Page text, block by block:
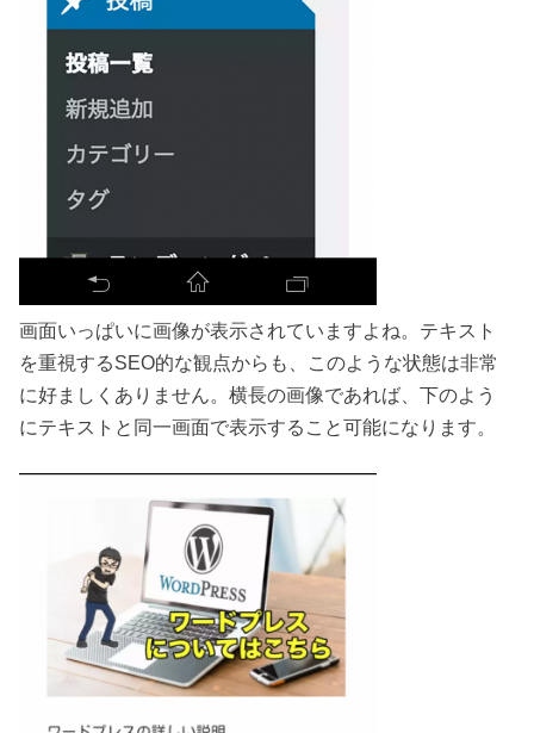
画面いっぱいに画像が表示されていますよね。テキスト
を重視するSEO的な観点からも、このような状態は非常
に好ましくありません。横長の画像であれば、下のよう
にテキストと同一画面で表示すること可能になります。